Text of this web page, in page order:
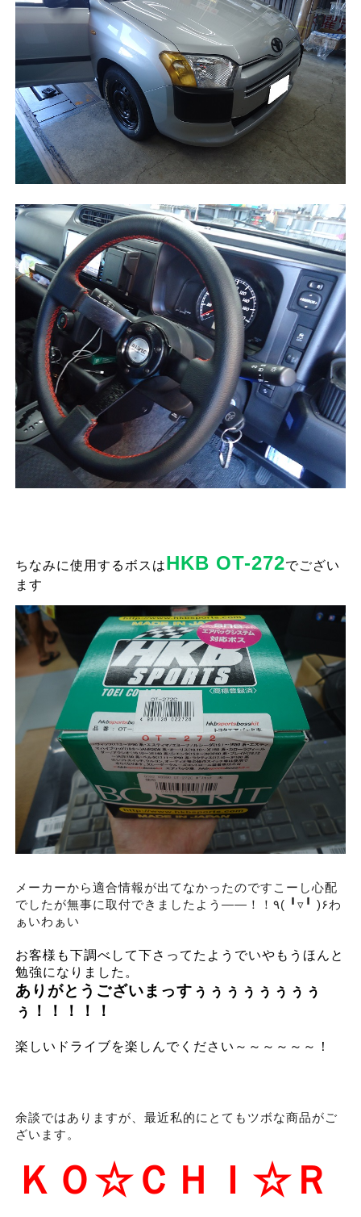
ちなみに使用するボスはHKB OT-272でござい
ます
メーカーから適合情報が出てなかったのですこーし心配
でしたが無事に取付できましたよう――！！٩( ╹▿╹ )۶わ
ぁいわぁい
お客様も下調べして下さってたようでいやもうほんと
勉強になりました。
ありがとうございまっすぅぅぅぅぅぅぅぅ
ぅ！！！！！
楽しいドライブを楽しんでください～～～～～～！
余談ではありますが、最近私的にとてもツボな商品がご
ざいます。
ＫＯ☆ＣＨＩ☆Ｒ